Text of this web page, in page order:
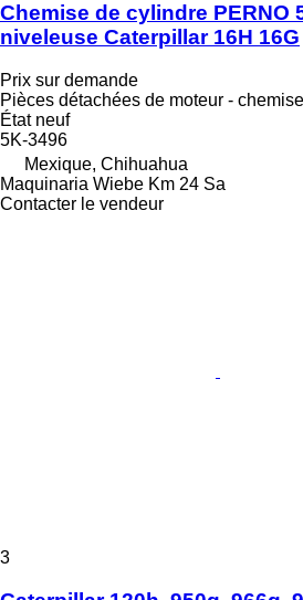
Chemise de cylindre PERNO
niveleuse Caterpillar 16H 16G
Prix sur demande
Pièces détachées de moteur -
Étatneuf
5K-3496
Mexique, Chihuahua
Maquinaria Wiebe Km 24 Sa
Contacter le vendeur
3